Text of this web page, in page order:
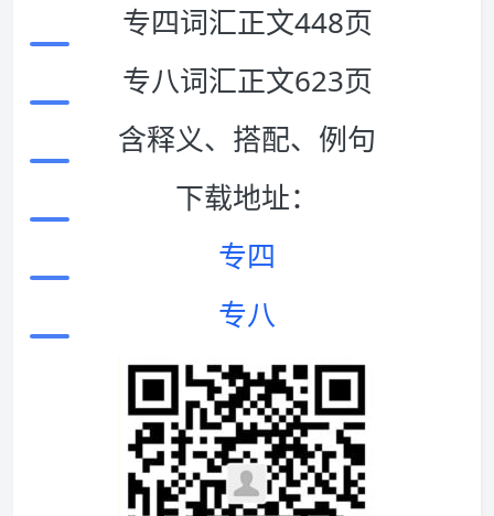
专四词汇正文448页
专八词汇正文623页
含释义、搭配、例句
下载地址：
专四
专八